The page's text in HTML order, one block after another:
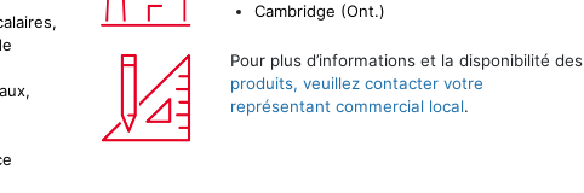
Cambridge (Ont.)
Pour plus d’informations et la disponibilité des
produits, veuillez contacter votre
représentant commercial local.